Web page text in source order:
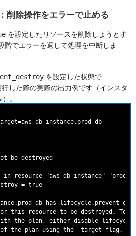
削除操作をエラーで止める
を設定したリソースを削除しようとす
階でエラーを返して処理を中断しま
を設定した状態で
行した際の実際の出力例です（インスタ
。
be destroyed
resource "aws_db_instance"
= true
has
this resource to be destroyed. To
the plan, either disable
of the plan using the -target flag.